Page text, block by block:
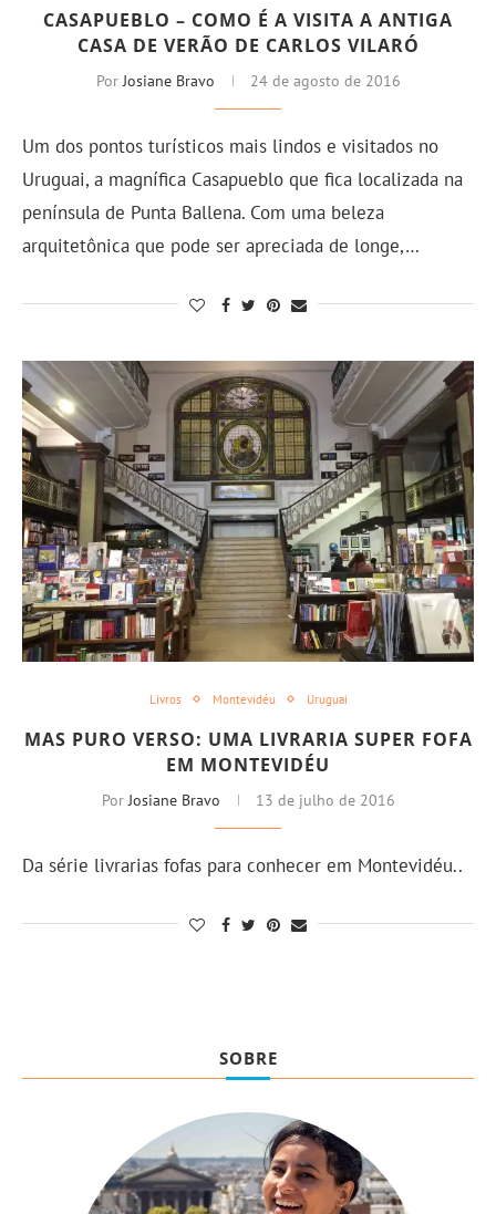
CASAPUEBLO – COMO É A VISITA A ANTIGA
CASA DE VERÃO DE CARLOS VILARÓ
Por Josiane Bravo 24 de agosto de 2016
Um dos pontos turísticos mais lindos e visitados no
Uruguai, a magnífica Casapueblo que fica localizada na
península de Punta Ballena. Com uma beleza
arquitetônica que pode ser apreciada de longe,…
Livros Montevidéu Uruguai
MAS PURO VERSO: UMA LIVRARIA SUPER FOFA
EM MONTEVIDÉU
Por Josiane Bravo 13 de julho de 2016
Da série livrarias fofas para conhecer em Montevidéu..
SOBRE